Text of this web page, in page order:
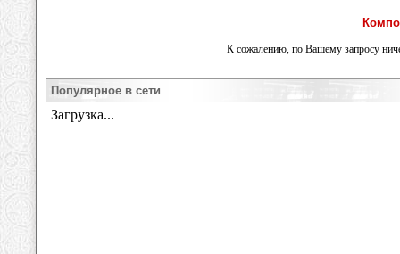
К сожалению, по Вашему запросу
Популярное в сети